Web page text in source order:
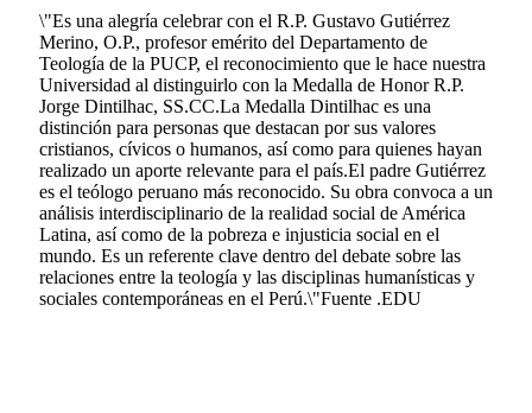
\"Es una alegría celebrar con el R.P. Gustavo Gutiérrez
Merino, O.P., profesor emérito del Departamento de
Teología de la PUCP, el reconocimiento que le hace nuestra
Universidad al distinguirlo con la Medalla de Honor R.P.
Jorge Dintilhac, SS.CC.La Medalla Dintilhac es una
distinción para personas que destacan por sus valores
cristianos, cívicos o humanos, así como para quienes hayan
realizado un aporte relevante para el país.El padre Gutiérrez
es el teólogo peruano más reconocido. Su obra convoca a un
análisis interdisciplinario de la realidad social de América
Latina, así como de la pobreza e injusticia social en el
mundo. Es un referente clave dentro del debate sobre las
relaciones entre la teología y las disciplinas humanísticas y
sociales contemporáneas en el Perú.\"Fuente .EDU